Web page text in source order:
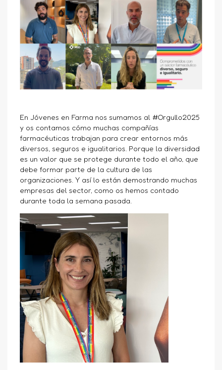
En Jóvenes en Farma nos sumamos al #Orgullo2025
y os contamos cómo muchas compañías
farmacéuticas trabajan para crear entornos más
diversos, seguros e igualitarios. Porque la diversidad
es un valor que se protege durante todo el año, que
debe formar parte de la cultura de las
organizaciones. Y así lo están demostrando muchas
empresas del sector, como os hemos contado
durante toda la semana pasada.